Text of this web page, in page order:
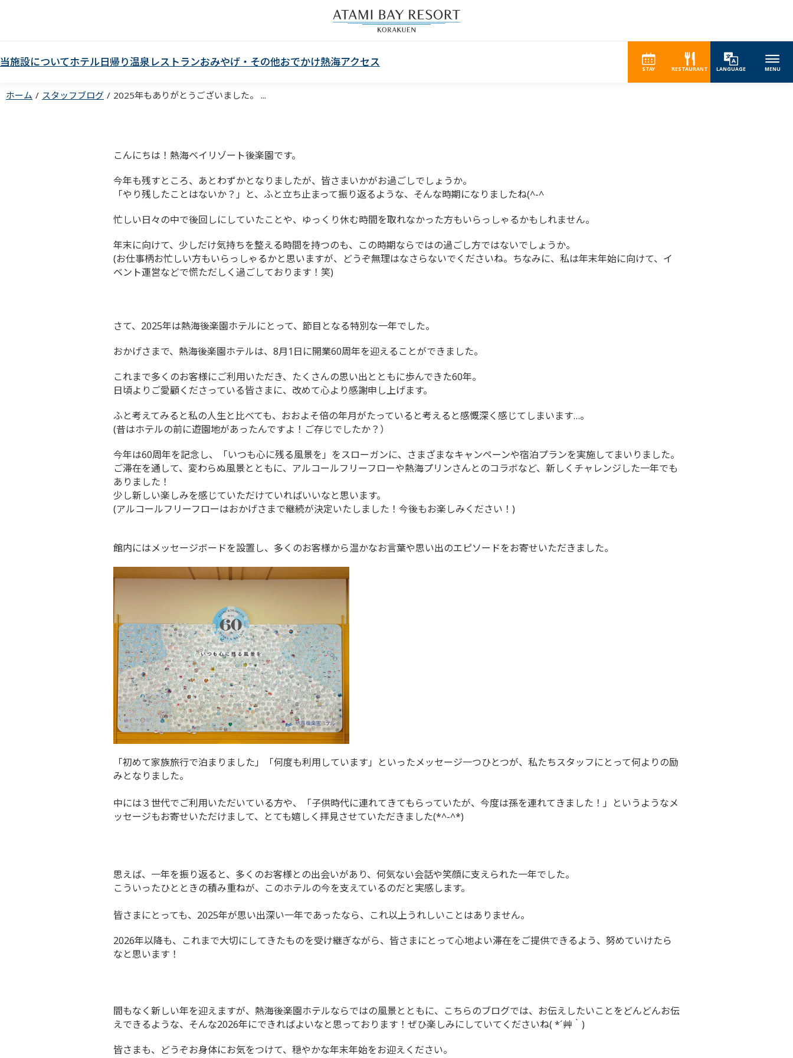
当施設についてホテル日帰り温泉 レストランおみやげ・その他おでかけ熱海アクセス
STAY RESTAURANT LANGUAGE MENU
ホーム スタッフブログ 2025年もありがとうございました。 ...
こんにちは！熱海ベイリゾート後楽園です。
今年も残すところ、あとわずかとなりましたが、皆さまいかがお過ごしでしょうか。
「やり残したことはないか？」と、ふと立ち止まって振り返るような、そんな時期になりましたね(^-^
忙しい日々の中で後回しにしていたことや、ゆっくり休む時間を取れなかった方もいらっしゃるかもしれません。
年末に向けて、少しだけ気持ちを整える時間を持つのも、この時期ならではの過ごし方ではないでしょうか。
(お仕事柄お忙しい方もいらっしゃるかと思いますが、どうぞ無理はなさらないでくださいね。ちなみに、私は年末年始に向けて、イ
ベント運営などで慌ただしく過ごしております！笑)
さて、2025年は熱海後楽園ホテルにとって、節目となる特別な一年でした。
おかげさまで、熱海後楽園ホテルは、8月1日に開業60周年を迎えることができました。
これまで多くのお客様にご利用いただき、たくさんの思い出とともに歩んできた60年。
日頃よりご愛顧くださっている皆さまに、改めて心より感謝申し上げます。
ふと考えてみると私の人生と比べても、おおよそ倍の年月がたっていると考えると感慨深く感じてしまいます…。
(昔はホテルの前に遊園地があったんですよ！ご存じでしたか？）
今年は60周年を記念し、「いつも心に残る風景を」をスローガンに、さまざまなキャンペーンや宿泊プランを実施してまいりました。
ご滞在を通して、変わらぬ風景とともに、アルコールフリーフローや熱海プリンさんとのコラボなど、新しくチャレンジした一年でも
ありました！
少し新しい楽しみを感じていただけていればいいなと思います。
(アルコールフリーフローはおかげさまで継続が決定いたしました！今後もお楽しみください！)
館内にはメッセージボードを設置し、多くのお客様から温かなお言葉や思い出のエピソードをお寄せいただきました。
「初めて家族旅行で泊まりました」「何度も利用しています」といったメッセージ一つひとつが、私たちスタッフにとって何よりの励
みとなりました。
中には３世代でご利用いただいている方や、「子供時代に連れてきてもらっていたが、今度は孫を連れてきました！」というようなメ
ッセージもお寄せいただけまして、とても嬉しく拝見させていただきました(*^-^*)
思えば、一年を振り返ると、多くのお客様との出会いがあり、何気ない会話や笑顔に支えられた一年でした。
こういったひとときの積み重ねが、このホテルの今を支えているのだと実感します。
皆さまにとっても、2025年が思い出深い一年であったなら、これ以上うれしいことはありません。
2026年以降も、これまで大切にしてきたものを受け継ぎながら、皆さまにとって心地よい滞在をご提供できるよう、努めていけたら
なと思います！
間もなく新しい年を迎えますが、熱海後楽園ホテルならではの風景とともに、こちらのブログでは、お伝えしたいことをどんどんお伝
えできるような、そんな2026年にできればよいなと思っております！ぜひ楽しみにしていてくださいね( *´艸｀)
皆さまも、どうぞお身体にお気をつけて、穏やかな年末年始をお迎えください。